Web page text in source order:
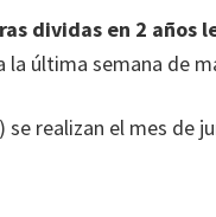
dividas en 2 años
última semana de
realizan el mes de